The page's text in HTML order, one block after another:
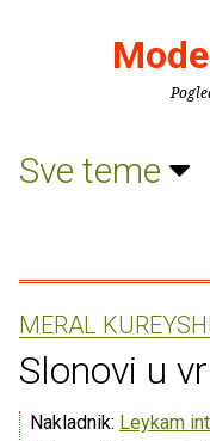
Sve teme
MERAL KUREYSHI
Slonovi u
Nakladnik: Leykam